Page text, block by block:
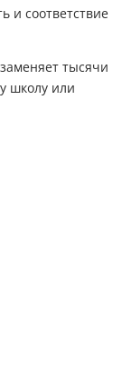
и соответствие
тысячи
школу или